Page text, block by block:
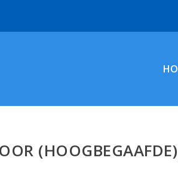
(HOOGBEGAAFDE)